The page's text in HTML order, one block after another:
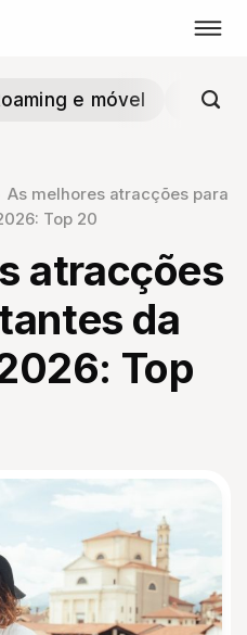
e móvel
As melhores atracções para
Top 20
atracções
da
Top